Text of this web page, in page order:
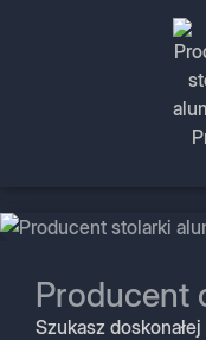
Producent
Szukasz